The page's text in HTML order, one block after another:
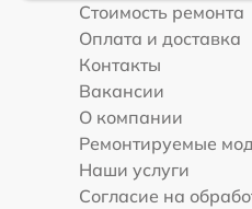
Стоимость ремонта
Оплата и доставка
Контакты
Вакансии
О компании
Ремонтируемые
Наши услуги
Согласие на